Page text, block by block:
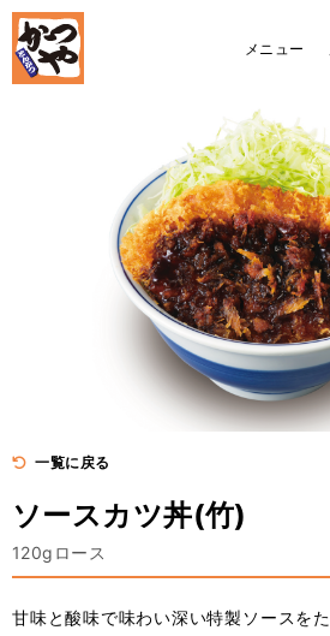
メニュー
ソースカツ丼(竹)
120gロース
一覧に戻る
甘味と酸味で味わい深い特製ソースを